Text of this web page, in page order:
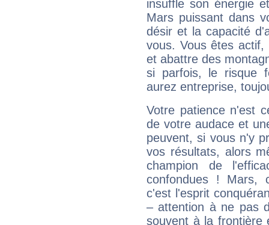
insuffle son énergie
Mars puissant dans
désir et la capacité
vous. Vous êtes
et abattre des
si parfois, le risque
aurez entreprise,
Votre patience n'est
de votre audace et
peuvent, si vous n'y
vos résultats, alors
champion de
confondues ! Mars,
c'est l'esprit
– attention à ne pas
souvent à la frontière